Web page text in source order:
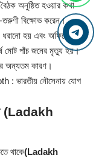
বৈঠক অনুষ্ঠিত হওয়ার কথা
বিক্ষোভ করেন।
ধরানো হয় এবং অফিসের
মোট পাঁচ জনের মৃত্যু হয়।
অন্যতম কারণ।
ভারতীয় নৌসেনায় যোগ
(Ladakh
থাকে(Ladakh